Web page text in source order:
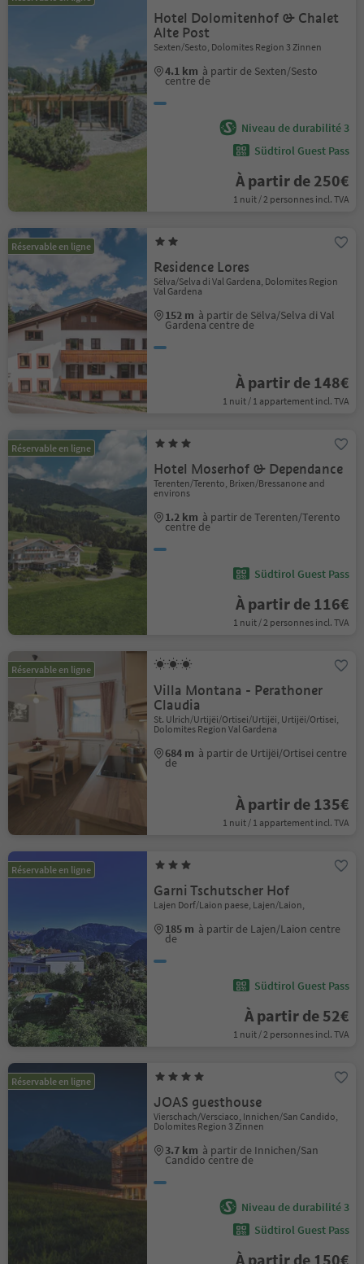
Hotel Dolomitenhof & Chalet
Alte Post
Sexten/Sesto, Dolomites Region 3 Zinnen
4.1 km à partir de Sexten/Sesto
centre de
Niveau de durabilité 3
Südtirol Guest Pass
À partir de 250€
1 nuit / 2 personnes incl. TVA
Réservable en ligne
Residence Lores
Sëlva/Selva di Val Gardena, Dolomites Region
Val Gardena
152 m à partir de Sëlva/Selva di Val
Gardena centre de
À partir de 148€
1 nuit / 1 appartement incl. TVA
Réservable en ligne
Hotel Moserhof & Dependance
Terenten/Terento, Brixen/Bressanone and
environs
1.2 km à partir de Terenten/Terento
centre de
Südtirol Guest Pass
À partir de 116€
1 nuit / 2 personnes incl. TVA
Réservable en ligne
Villa Montana - Perathoner
Claudia
St. Ulrich/Urtijëi/Ortisei/Urtijëi, Urtijëi/Ortisei,
Dolomites Region Val Gardena
684 m à partir de Urtijëi/Ortisei centre
de
À partir de 135€
1 nuit / 1 appartement incl. TVA
Réservable en ligne
Garni Tschutscher Hof
Lajen Dorf/Laion paese, Lajen/Laion,
185 m à partir de Lajen/Laion centre
de
Südtirol Guest Pass
À partir de 52€
1 nuit / 2 personnes incl. TVA
Réservable en ligne
JOAS guesthouse
Vierschach/Versciaco, Innichen/San Candido,
Dolomites Region 3 Zinnen
3.7 km à partir de Innichen/San
Candido centre de
Niveau de durabilité 3
Südtirol Guest Pass
À partir de 150€